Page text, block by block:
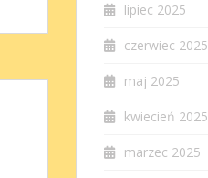
lipiec 2025
czerwiec 2025
maj 2025
kwiecień 2025
marzec 2025